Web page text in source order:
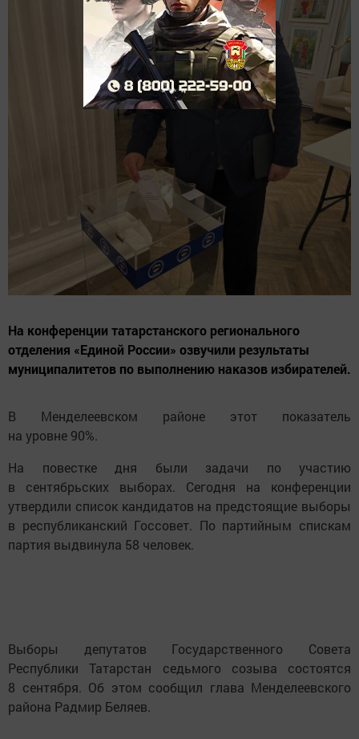
На конференции татарстанского регионального
отделения «Единой России» озвучили результаты
муниципалитетов по выполнению наказов избирателей.
В Менделеевском районе этот показатель
на уровне 90%.
На повестке дня были задачи по участию
в сентябрьских выборах. Сегодня на конференции
утвердили список кандидатов на предстоящие выборы
в республиканский Госсовет. По партийным спискам
партия выдвинула 58 человек.
Выборы депутатов Государственного Совета
Республики Татарстан седьмого созыва состоятся
8 сентября. Об этом сообщил глава Менделеевского
района Радмир Беляев.